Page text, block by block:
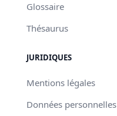
Glossaire
Thésaurus
JURIDIQUES
Mentions légales
Données personnelles